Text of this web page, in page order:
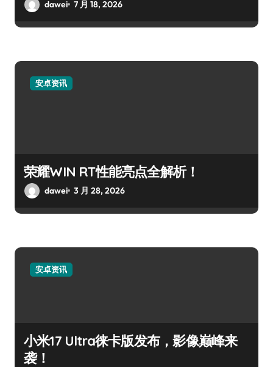
dawei 7 月 18, 2026
安卓资讯
荣耀WIN RT性能亮点全解析！
dawei 3 月 28, 2026
安卓资讯
小米17 Ultra徕卡版发布，影像巅峰来
袭！